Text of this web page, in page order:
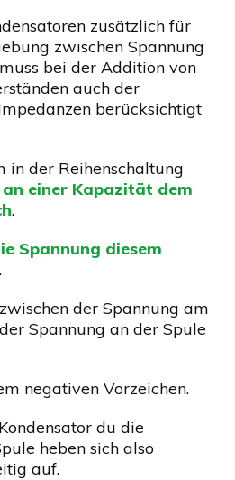
zusätzlich für
zwischen Spannung
bei der Addition von
auch der
berücksichtigt
in der Reihenschaltung
einer Kapazität dem
.
Spannung diesem
.
der Spannung am
Spannung an der Spule
negativen Vorzeichen.
du die
heben sich also
auf.